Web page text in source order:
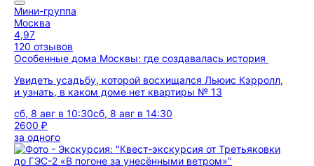
Мини-группа
Москва
4,97
120 отзывов
Особенные дома Москвы: где создавалась история
Увидеть усадьбу, которой восхищался Льюис Кэрролл,
и узнать, в каком доме нет квартиры № 13
сб, 8 авг в 10:30сб, 8 авг в 14:30
2600 ₽
за одного